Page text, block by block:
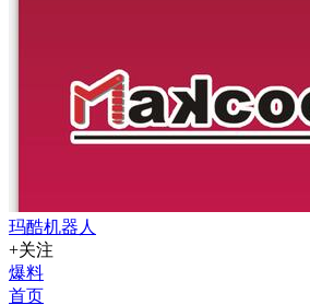
玛酷机器人
+关注
爆料
首页